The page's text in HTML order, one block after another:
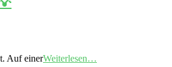
Auf einerWeiterlesen…